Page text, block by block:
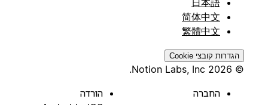
简体中文
繁體中文
הגדרות קובצי Cookie
החברה
הורדה